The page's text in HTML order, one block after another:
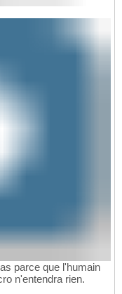
parce que l'humain
n'entendra rien.